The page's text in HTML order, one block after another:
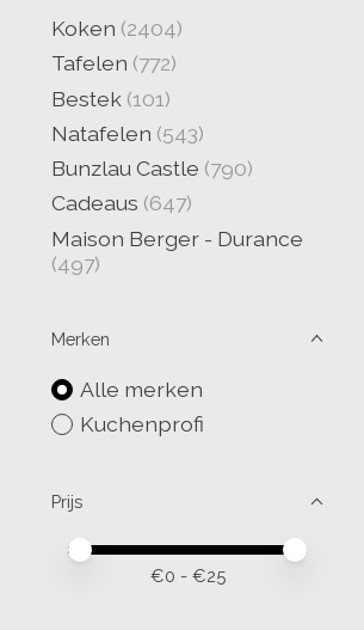
Koken (2404)
Tafelen (772)
Bestek (101)
Natafelen (543)
Bunzlau Castle (790)
Cadeaus (647)
Maison Berger - Durance
(497)
Merken
Alle merken
Kuchenprofi
Prijs
Minimale prijswaarde
Price maximum value
€0 - €25